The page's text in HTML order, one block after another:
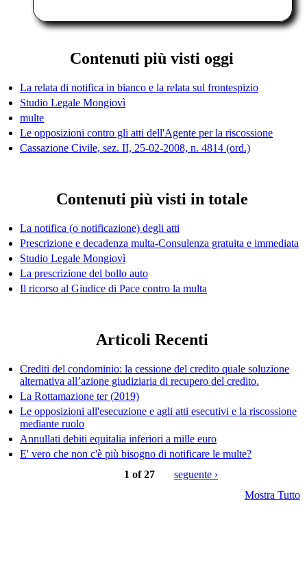
Contenuti più visti oggi
La relata di notifica in bianco e la relata sul frontespizio
Studio Legale Mongiovì
multe
Le opposizioni contro gli atti dell'Agente per la riscossione
Cassazione Civile, sez. II, 25-02-2008, n. 4814 (ord.)
Contenuti più visti in totale
La notifica (o notificazione) degli atti
Prescrizione e decadenza multa-Consulenza gratuita e immediata
Studio Legale Mongiovì
La prescrizione del bollo auto
Il ricorso al Giudice di Pace contro la multa
Articoli Recenti
Crediti del condominio: la cessione del credito quale soluzione
alternativa all’azione giudiziaria di recupero del credito.
La Rottamazione ter (2019)
Le opposizioni all'esecuzione e agli atti esecutivi e la riscossione
mediante ruolo
Annullati debiti equitalia inferiori a mille euro
E' vero che non c'è più bisogno di notificare le multe?
1 of 27
seguente ›
Mostra Tutto